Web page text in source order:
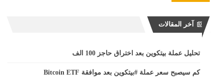
آخر المقالات
تحليل عملة بيتكوين بعد اختراق حاجز 100 الف
كم سيصبح سعر عملة #بيتكوين بعد موافقة Bitcoin ETF